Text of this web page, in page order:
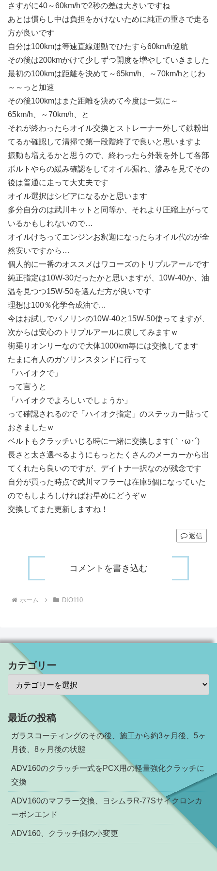
さすがに40～60km/hで2秒の差は大きいですね
あとは慣らし中は負担をかけないために純正の重さで走る
方が良いです
自分は100kmは等速直線運動でひたすら60km/h巡航
その後は200kmかけて少しずつ開度を増やしていきました
最初の100kmは距離を決めて～65km/h、～70km/hとじわ
～～っと加速
その後100kmはまた距離を決めて今度は一気に～
65km/h、～70km/h、と
それが終わったらオイル交換とストレーナー外して鉄粉出
てるか確認して清掃で第一段階終了で良いと思いますよ
振動も増えるかと思うので、終わったら外装を外して各部
ボルトやらの緩み確認をしてオイル漏れ、滲みを見てその
後は普通に走って大丈夫です
オイル選択はシビアになるかと思います
多分自分のは武川キットと同等か、それより圧縮上がって
いるかもしれないので…
オイルけちってエンジンお釈迦になったらオイル代のが全
然安いですから…
個人的に一番のオススメはワコーズのトリプルアールです
純正指定は10W-30だったかと思いますが、10W-40か、油
温を見つつ15W-50を選んだ方が良いです
理想は100％化学合成油で…
今はお試しでパノリンの10W-40と15W-50使ってますが、
次からは安心のトリプルアールに戻してみますｗ
街乗りオンリーなので大体1000km毎には交換してます
たまに有人のガソリンスタンドに行って
「ハイオクで」
って言うと
「ハイオクでよろしいでしょうか」
って確認されるので「ハイオク指定」のステッカー貼って
おきましたｗ
ベルトもクラッチいじる時に一緒に交換します(｀･ω･´)ゞ
長さと太さ選べるようにもっとたくさんのメーカーから出
てくれたら良いのですが、デイトナ一択なのが残念です
自分が買った時点で武川マフラーは在庫5個になっていた
のでもしよろしければお早めにどうぞｗ
交換してまた更新しますね！
返信
コメントを書き込む
ホーム DIO110
カテゴリー
最近の投稿
ガラスコーティングのその後、施工から約3ヶ月後、5ヶ
月後、8ヶ月後の状態
ADV160のクラッチ一式をPCX用の軽量強化クラッチに
交換
ADV160のマフラー交換、ヨシムラR-77Sサイクロンカ
ーボンエンド
ADV160、クラッチ側の小変更